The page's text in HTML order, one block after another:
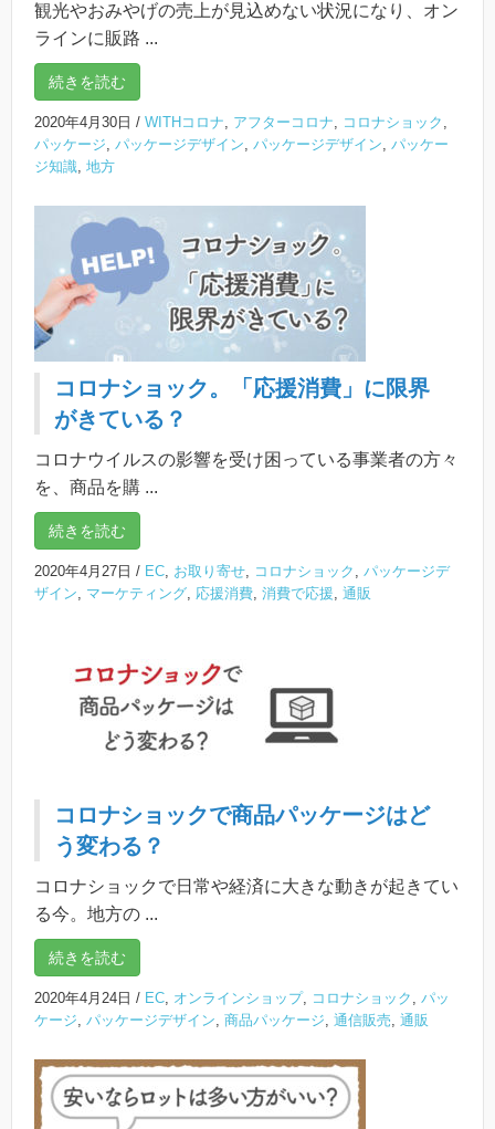
観光やおみやげの売上が見込めない状況になり、オン
ラインに販路 ...
続きを読む
2020年4月30日 / WITHコロナ, アフターコロナ, コロナショック ,
パッケージ, パッケージデザイン, パッケージデザイン, パッケー
ジ知識, 地方
コロナショック。「応援消費」に限界
がきている？
コロナウイルスの影響を受け困っている事業者の方々
を、商品を購 ...
続きを読む
2020年4月27日 / EC, お取り寄せ, コロナショック , パッケージデ
ザイン, マーケティング, 応援消費, 消費で応援, 通販
コロナショックで商品パッケージはど
う変わる？
コロナショックで日常や経済に大きな動きが起きてい
る今。地方の ...
続きを読む
2020年4月24日 / EC, オンラインショップ, コロナショック , パッ
ケージ, パッケージデザイン, 商品パッケージ, 通信販売, 通販